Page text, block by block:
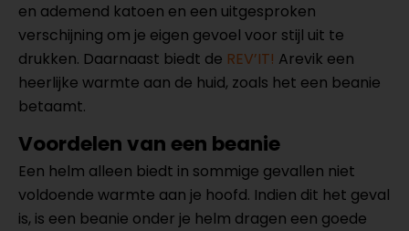
en ademend katoen en een uitgesproken
verschijning om je eigen gevoel voor stijl uit te
drukken. Daarnaast biedt de REV’IT! Arevik een
heerlijke warmte aan de huid, zoals het een beanie
betaamt.
Voordelen van een beanie
Een helm alleen biedt in sommige gevallen niet
voldoende warmte aan je hoofd. Indien dit het geval
is, is een beanie onder je helm dragen een goede